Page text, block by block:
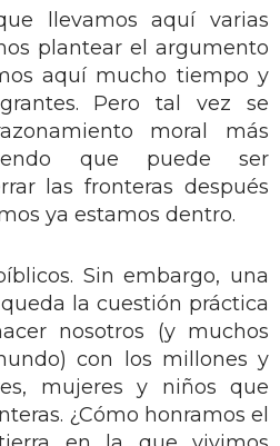
llevamos aquí varias
plantear el argumento
aquí mucho tiempo y
Pero tal vez se
moral más
que puede ser
las fronteras después
ya estamos dentro.
Sin embargo, una
la cuestión práctica
nosotros (y muchos
con los millones y
mujeres y niños que
¿Cómo honramos el